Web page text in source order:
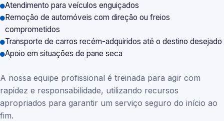
Atendimento para veículos enguiçados
Remoção de automóveis com direção ou freios
comprometidos
Transporte de carros recém-adquiridos até o destino desejado
Apoio em situações de pane seca
A nossa equipe profissional é treinada para agir com
rapidez e responsabilidade, utilizando recursos
apropriados para garantir um serviço seguro do início ao
fim.